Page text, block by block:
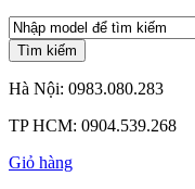
Tìm kiếm
Hà Nội: 0983.080.283
TP HCM: 0904.539.268
Giỏ hàng